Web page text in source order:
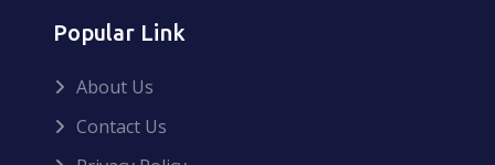
Popular Link
About Us
Contact Us